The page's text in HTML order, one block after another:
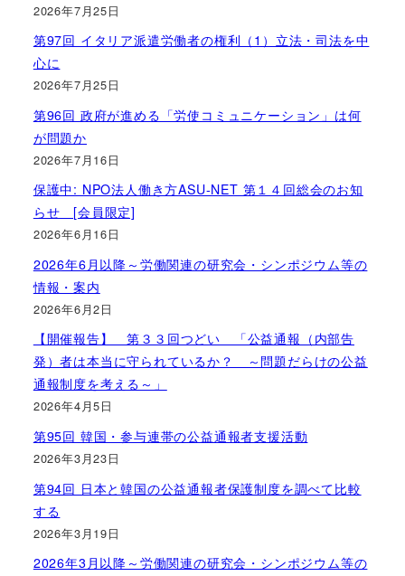
2026年7月25日
第97回 イタリア派遣労働者の権利（1）立法・司法を中
心に
2026年7月25日
第96回 政府が進める「労使コミュニケーション」は何
が問題か
2026年7月16日
保護中: NPO法人働き方ASU-NET 第１４回総会のお知
らせ [会員限定]
2026年6月16日
2026年6月以降～労働関連の研究会・シンポジウム等の
情報・案内
2026年6月2日
【開催報告】 第３３回つどい 「公益通報（内部告
発）者は本当に守られているか？ ～問題だらけの公益
通報制度を考える～」
2026年4月5日
第95回 韓国・参与連帯の公益通報者支援活動
2026年3月23日
第94回 日本と韓国の公益通報者保護制度を調べて比較
する
2026年3月19日
2026年3月以降～労働関連の研究会・シンポジウム等の